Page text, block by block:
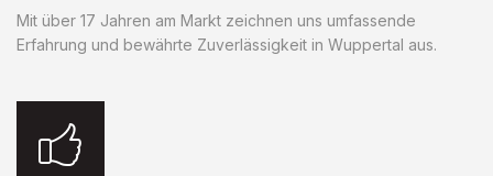
Mit über 17 Jahren am Markt zeichnen uns umfassende
Erfahrung und bewährte Zuverlässigkeit in Wuppertal aus.